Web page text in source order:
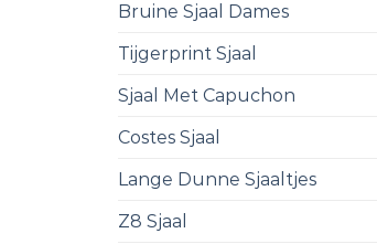
Bruine Sjaal Dames
Tijgerprint Sjaal
Sjaal Met Capuchon
Costes Sjaal
Lange Dunne Sjaaltjes
Z8 Sjaal